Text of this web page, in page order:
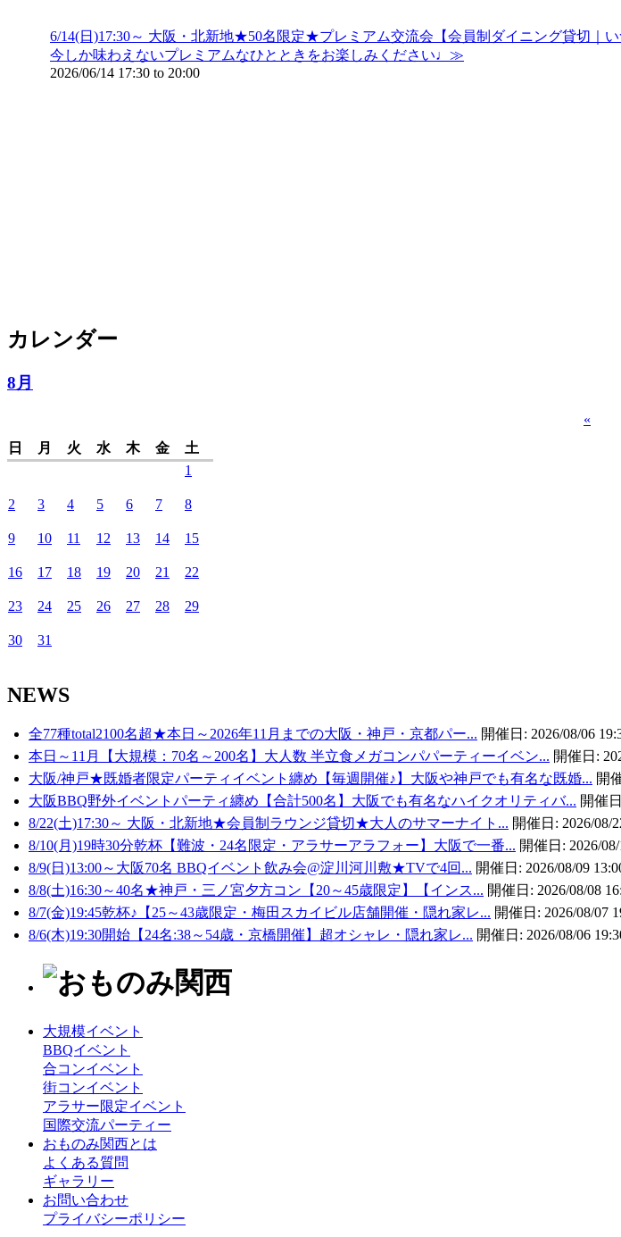
6/14(日)17:30～ 大阪・北新地★50名限定★プレミアム交流会【会員制ダイニング貸切｜
今しか味わえないプレミアムなひとときをお楽しみください♩≫
2026/06/14 17:30 to 20:00
カレンダー
8月
«
日
月 火 水 木 金
土
1
2 3 4 5 6 7 8
9 10 11 12 13 14 15
16 17 18 19 20 21 22
23 24 25 26 27 28 29
30 31
NEWS
全77種total2100名超★本日～2026年11月までの大阪・神戸・京都パー... 開催日: 2026/08/06
本日～11月【大規模：70名～200名】大人数 半立食メガコンパパーティーイベン... 開催日:
大阪/神戸★既婚者限定パーティイベント纏め【毎週開催♪】大阪や神戸でも有名な既婚... 開
大阪BBQ野外イベントパーティ纏め【合計500名】大阪でも有名なハイクオリティバ... 開催
8/22(土)17:30～ 大阪・北新地★会員制ラウンジ貸切★大人のサマーナイト... 開催日: 2026/08/
8/10(月)19時30分乾杯【難波・24名限定・アラサーアラフォー】大阪で一番... 開催日: 2026/
8/9(日)13:00～大阪70名 BBQイベント飲み会@淀川河川敷★TVで4回... 開催日: 2026/08/09
8/8(土)16:30～40名★神戸・三ノ宮夕方コン【20～45歳限定】【インス... 開催日: 2026/08/08
8/7(金)19:45乾杯♪【25～43歳限定・梅田スカイビル店舗開催・隠れ家レ... 開催日: 2026/08/07
8/6(木)19:30開始【24名:38～54歳・京橋開催】超オシャレ・隠れ家レ... 開催日: 2026/08/06
大規模イベント
BBQイベント
合コンイベント
街コンイベント
アラサー限定イベント
国際交流パーティー
おものみ関西とは
よくある質問
ギャラリー
お問い合わせ
プライバシーポリシー